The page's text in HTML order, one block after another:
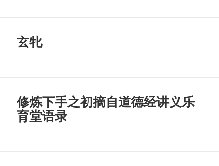
玄牝
修炼下手之初摘自道德经讲义乐
育堂语录